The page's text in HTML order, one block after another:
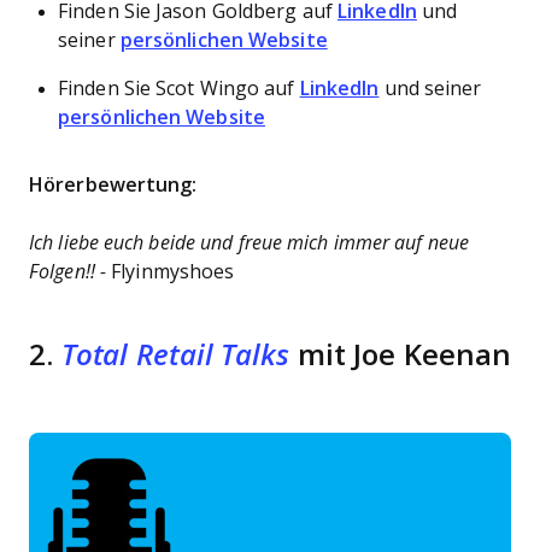
Finden Sie Jason Goldberg auf LinkedIn und
seiner persönlichen Website
Finden Sie Scot Wingo auf LinkedIn und seiner
persönlichen Website
Hörerbewertung:
Ich liebe euch beide und freue mich immer auf neue
Folgen!! - Flyinmyshoes
2. Total Retail Talksmit Joe Keenan